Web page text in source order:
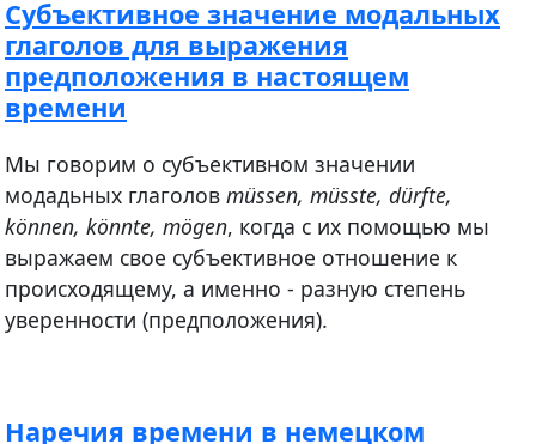
Субъективное значение модальных
глаголов для выражения
предположения в настоящем
времени
Мы говорим о субъективном значении
модадьных глаголов müssen, müsste, dürfte,
können, könnte, mögen, когда с их помощью мы
выражаем свое субъективное отношение к
происходящему, а именно - разную степень
уверенности (предположения).
Наречия времени в немецком